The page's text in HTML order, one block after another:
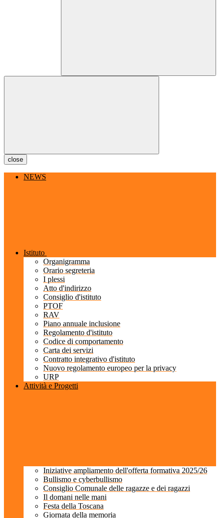
close
NEWS
Istituto
Organigramma
Orario segreteria
I plessi
Atto d'indirizzo
Consiglio d'istituto
PTOF
RAV
Piano annuale inclusione
Regolamento d'istituto
Codice di comportamento
Carta dei servizi
Contratto integrativo d'istituto
Nuovo regolamento europeo per la privacy
URP
Attività e Progetti
Iniziative ampliamento dell'offerta formativa 2025/26
Bullismo e cyberbullismo
Consiglio Comunale delle ragazze e dei ragazzi
Il domani nelle mani
Festa della Toscana
Giornata della memoria